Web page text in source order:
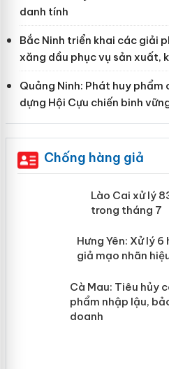
danh tính
Bắc Ninh triển khai các giải
xăng dầu phục vụ sản xuất,
Quảng Ninh: Phát huy phẩm
dựng Hội Cựu chiến binh
Chống hàng giả
Lào Cai xử lý
mại trong
Hưng Yên:
hàng giả mạo